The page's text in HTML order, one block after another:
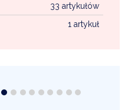
33 artykułów
1 artykuł